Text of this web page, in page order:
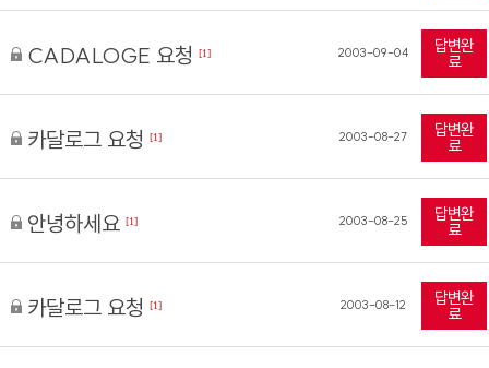
CADALOGE 요청 [1] 2003-09-04 답변완
료
카달로그 요청 [1] 2003-08-27 답변완
료
안녕하세요 [1] 2003-08-25 답변완
료
카달로그 요청 [1] 2003-08-12 답변완
료